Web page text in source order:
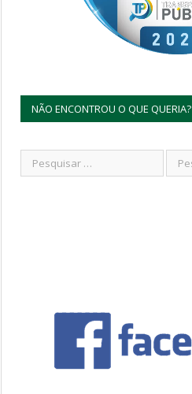
NÃO ENCONTROU O QUE QUERIA?